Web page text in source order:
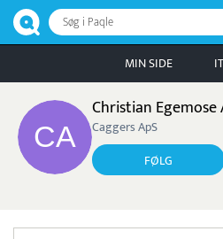
Søg i Paqle
MIN SIDE
Christian
Caggers ApS
FØLG